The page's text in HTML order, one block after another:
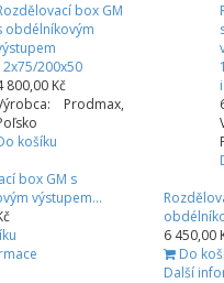
box GM
obdélníkovým
200x50
800,00 Kč
Prodmax,
košíku
box GM s
výstupem...
6 450,00
Do
Další